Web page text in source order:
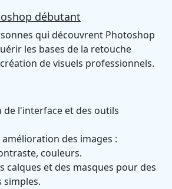
débutant
qui découvrent Photoshop
les bases de la retouche
de visuels professionnels.
de l'interface et des outils
des images :
couleurs.
calques et des masques pour des
simples.